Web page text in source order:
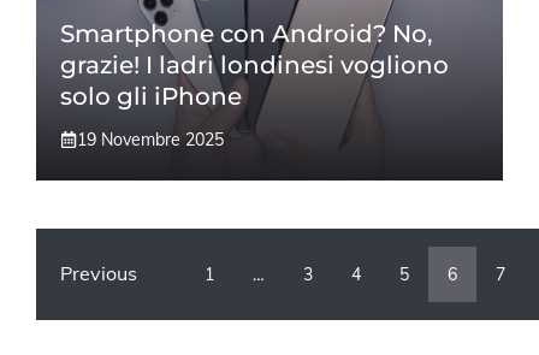
Smartphone con Android? No,
grazie! I ladri londinesi vogliono
solo gli iPhone
19 Novembre 2025
Previous 1 … 3 4 5 6 7